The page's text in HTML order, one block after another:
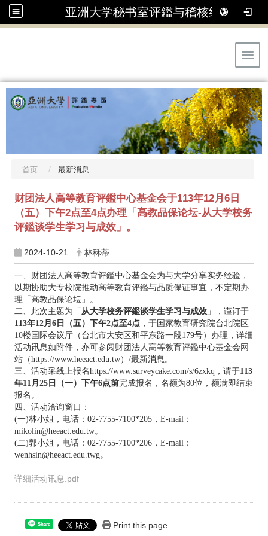
亚洲大学秘书室评鑑与稽核组
首页 最新消息
财团法人高等教育评鑑中心基金会于113年12月6日
（五）下午2点至4点办理「高教品保论坛-从大学校务
评鑑谈学生学习与成效」。
2024-10-21 林秝蒂
一、财团法人高等教育评鑑中心基金会为与大学分享实务经验，
以期协助大专校院推动高等教育评鑑与品质保证事宜，不定期办
理「高教品保论坛」。
二、此次主题为「从大学校务评鑑谈学生学习与成效」，谨订于
113年12月6日（五）下午2点至4点，于国家教育研究院台北院区
10楼国际会议厅（台北市大安区和平东路一段179号）办理，详细
活动讯息如附件，亦可参阅财团法人高等教育评鑑中心基金会网
站（https://www.heeact.edu.tw）/最新消息。
三、活动采线上报名https://www.surveycake.com/s/6zxkq，请于113
年11月25日（一）下午6点前完成报名，名额为80位，额满即结束
报名。
四、活动洽询窗口：
(一)林小姐，电话：02-7755-7100*205，E-mail：
mikolin@heeact.edu.tw。
(二)郭小姐，电话：02-7755-7100*206，E-mail：
wenhsin@heeact.edu.twg。
详细活动讯息.pdf
Share Print this page